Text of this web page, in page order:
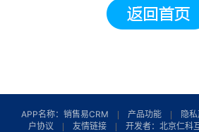
APP名称：销售易CRM 产品功能 隐
户协议
友情链接
开发者：北京仁科